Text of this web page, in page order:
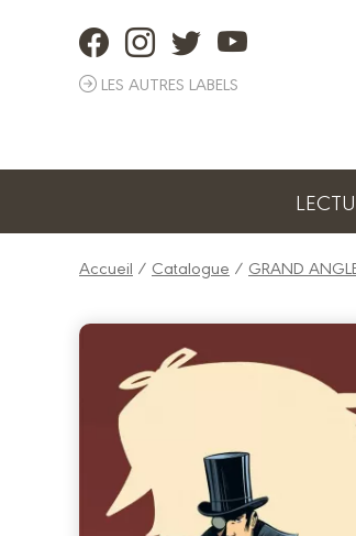
LES AUTRES LABELS
Accueil / Catalogue / GRAND